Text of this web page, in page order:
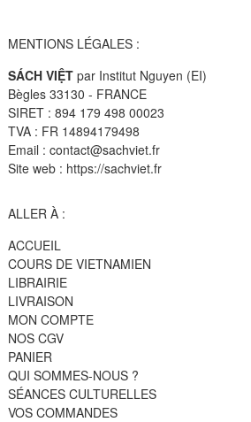
MENTIONS LÉGALES :
SÁCH VIỆTpar Institut Nguyen (EI)
Bègles 33130 - FRANCE
SIRET : 894 179 498 00023
TVA : FR 14894179498
Email : contact@sachviet.fr
Site web : https://sachviet.fr
ALLER À :
ACCUEIL
COURS DE VIETNAMIEN
LIBRAIRIE
LIVRAISON
MON COMPTE
NOS CGV
PANIER
QUI SOMMES-NOUS ?
SÉANCES CULTURELLES
VOS COMMANDES